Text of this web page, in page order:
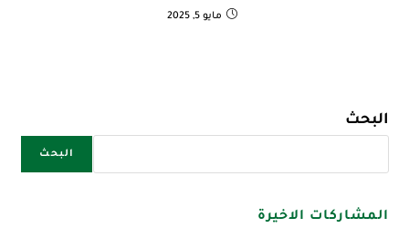
مايو 5, 2025
البحث
البحث
المشاركات الاخيرة